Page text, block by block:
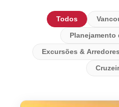
Todos
Planejamento
Excursões & Arredores